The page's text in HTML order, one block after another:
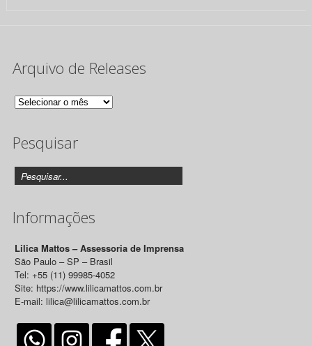
Arquivo de Releases
Arquivo
Releases
Pesquisar
Informações
Lilica Mattos – Assessoria de Imprensa
São Paulo – SP – Brasil
Tel: +55 (11) 99985-4052
Site: https://www.lilicamattos.com.br
E-mail: lilica@lilicamattos.com.br